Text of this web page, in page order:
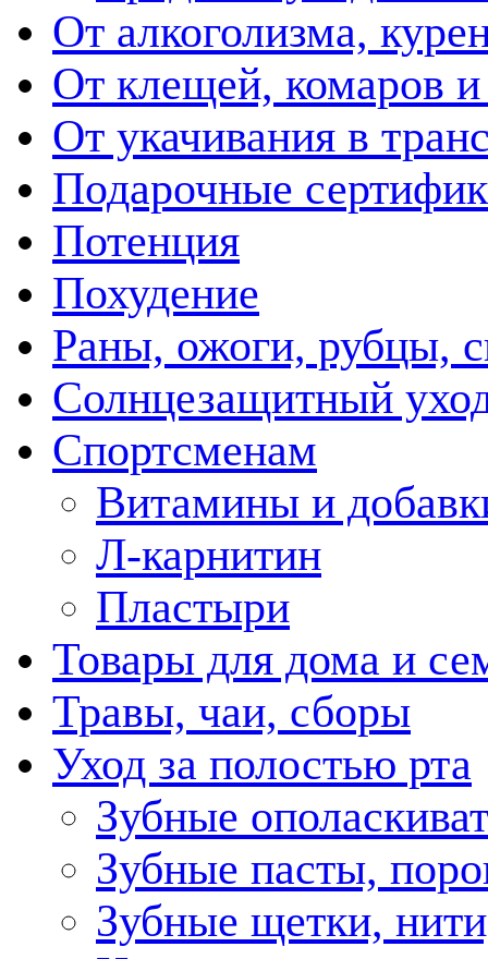
От алкоголизма,
От клещей, комаров
От укачивания в
Подарочные
Потенция
Похудение
Раны, ожоги, рубцы,
Солнцезащитный
Спортсменам
Витамины и
Л-карнитин
Пластыри
Товары для дома и
Травы, чаи, сборы
Уход за полостью рта
Зубные
Зубные пасты,
Зубные щетки,